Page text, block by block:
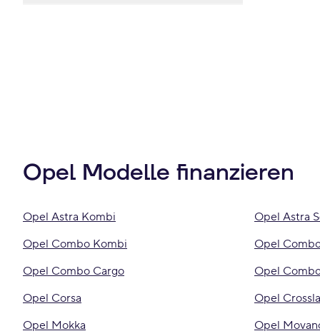
Opel Modelle finanzieren
Opel Astra Kombi Opel Astra
Opel Combo Kombi
Opel
Opel Combo Cargo
Opel
Opel Corsa
Opel
Opel Mokka
Opel